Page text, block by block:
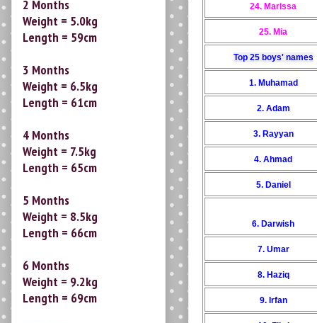
24. Marissa
25. Mia
Top 25 boys' names
1. Muhamad
2. Adam
3. Rayyan
4. Ahmad
5. Daniel
6. Darwish
7. Umar
8. Haziq
9. Irfan
3 Months
Weight = 6.5kg
Length = 61cm
4 Months
Weight = 7.5kg
Length = 65cm
5 Months
Weight = 8.5kg
Length = 66cm
6 Months
Weight = 9.2kg
Length = 69cm
7 Months
Weight = 10kg
Length = 72cm